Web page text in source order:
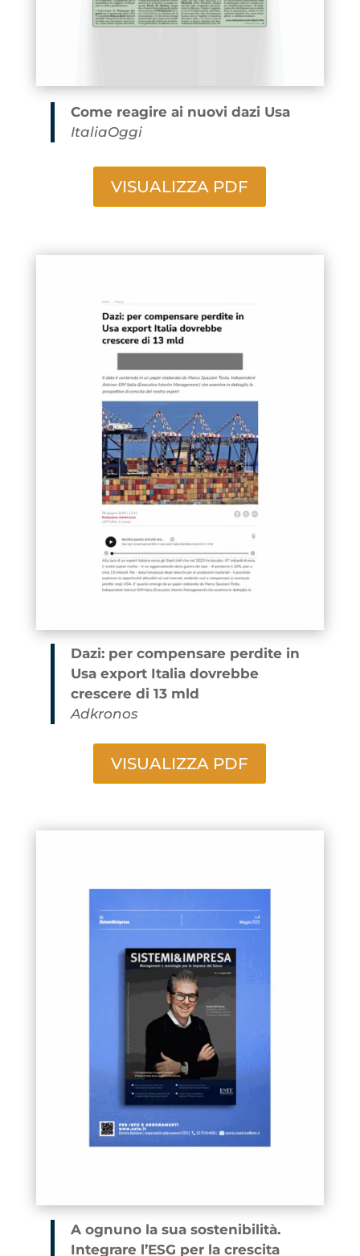
Come reagire ai nuovi dazi Usa
ItaliaOggi
VISUALIZZA PDF
Dazi: per compensare perdite in
Usa export Italia dovrebbe
crescere di 13 mld
Adkronos
VISUALIZZA PDF
A ognuno la sua sostenibilità.
Integrare l’ESG per la crescita